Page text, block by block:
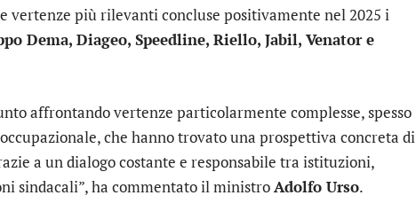
vertenze più rilevanti concluse positivamente nel 2025 i
Dema, Diageo, Speedline, Riello, Jabil, Venator e
affrontando vertenze particolarmente complesse, spesso
che hanno trovato una prospettiva concreta di
a un dialogo costante e responsabile tra istituzioni,
sindacali”, ha commentato il ministroAdolfo Urso.